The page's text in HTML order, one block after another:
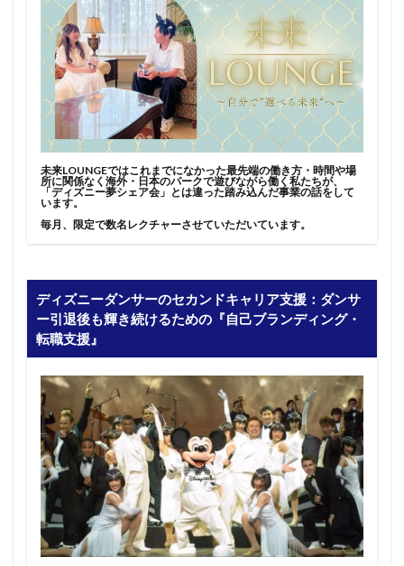
未来LOUNGEではこれまでになかった最先端の働き方・時間や場
所に関係なく海外・日本のパークで遊びながら働く私たちが、
「ディズニー夢シェア会」とは違った踏み込んだ事業の話をして
います。
毎月、限定で数名レクチャーさせていただいています。
ディズニーダンサーのセカンドキャリア支援：ダンサ
ー引退後も輝き続けるための『自己ブランディング・
転職支援』